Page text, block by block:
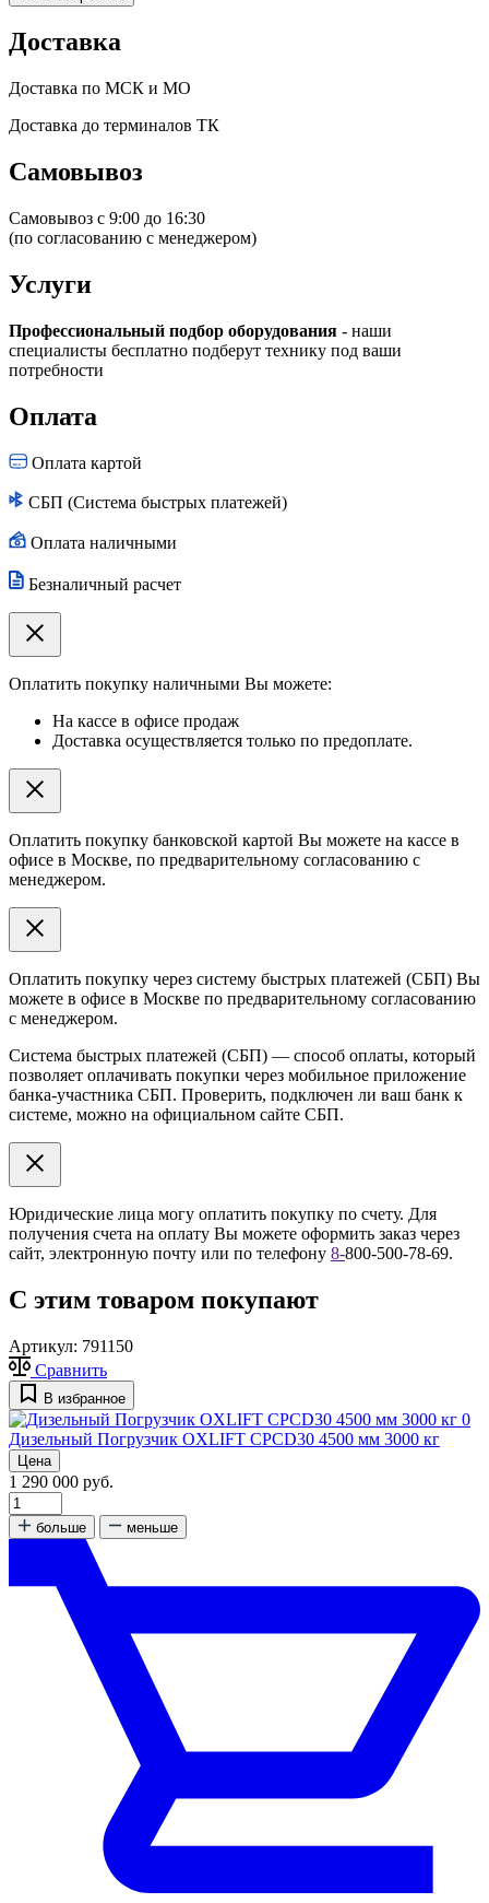
Доставка
Доставка по МСК и МО
Доставка до терминалов ТК
Самовывоз
Самовывоз с 9:00 до 16:30
(по согласованию с менеджером)
Услуги
Профессиональный подбор оборудования - наши
специалисты бесплатно подберут технику под ваши
потребности
Оплата
Оплата картой
СБП (Система быстрых платежей)
Оплата наличными
Безналичный расчет
Оплатить покупку наличными Вы можете:
На кассе в офисе продаж
Доставка осуществляется только по предоплате.
Оплатить покупку банковской картой Вы можете на кассе в
офисе в Москве, по предварительному согласованию с
менеджером.
Оплатить покупку через систему быстрых платежей (СБП) Вы
можете в офисе в Москве по предварительному согласованию
с менеджером.
Система быстрых платежей (СБП) — способ оплаты, который
позволяет оплачивать покупки через мобильное приложение
банка-участника СБП. Проверить, подключен ли ваш банк к
системе, можно на официальном сайте СБП.
Юридические лица могу оплатить покупку по счету. Для
получения счета на оплату Вы можете оформить заказ через
сайт, электронную почту или по телефону 8-800-500-78-69.
С этим товаром покупают
Артикул: 791150
Сравнить
В избранное
0
Дизельный Погрузчик OXLIFT CPCD30 4500 мм 3000 кг
Цена
1 290 000 руб.
больше меньше